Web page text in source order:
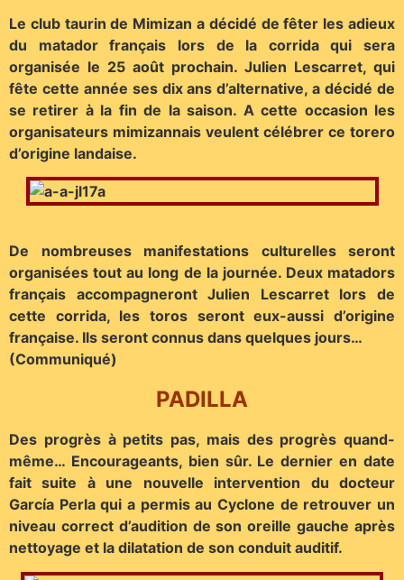
Le club taurin de Mimizan a décidé de fêter les adieux
du matador français lors de la corrida qui sera
organisée le 25 août prochain. Julien Lescarret, qui
fête cette année ses dix ans d’alternative, a décidé de
se retirer à la fin de la saison. A cette occasion les
organisateurs mimizannais veulent célébrer ce torero
d’origine landaise.
De nombreuses manifestations culturelles seront
organisées tout au long de la journée. Deux matadors
français accompagneront Julien Lescarret lors de
cette corrida, les toros seront eux-aussi d’origine
française. Ils seront connus dans quelques jours…
(Communiqué)
PADILLA
Des progrès à petits pas, mais des progrès quand-
même… Encourageants, bien sûr. Le dernier en date
fait suite à une nouvelle intervention du docteur
García Perla qui a permis au Cyclone de retrouver un
niveau correct d’audition de son oreille gauche après
nettoyage et la dilatation de son conduit auditif.